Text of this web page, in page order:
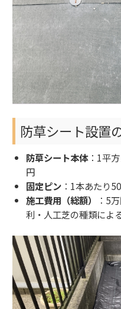
防草シート設置
防草シート本体：1平
円
固定ピン ：1本あたり
施工費用（総額）
：5
利・人工芝の種類による